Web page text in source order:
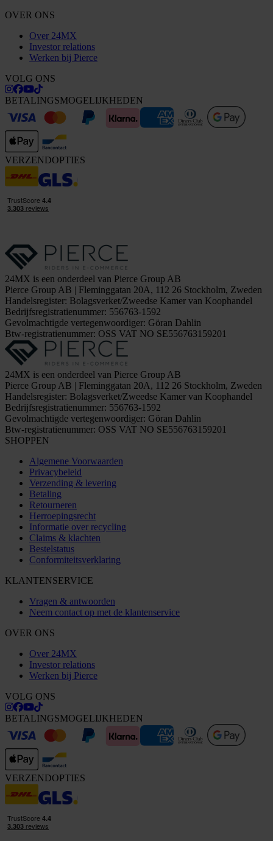
OVER ONS
Over 24MX
Investor relations
Werken bij Pierce
VOLG ONS
BETALINGSMOGELIJKHEDEN
VERZENDOPTIES
24MX is een onderdeel van Pierce Group AB
Pierce Group AB | Fleminggatan 20A, 112 26 Stockholm, Zweden
Handelsregister: Bolagsverket/Zweedse Kamer van Koophandel
Bedrijfsregistratienummer: 556763-1592
Gevolmachtigde vertegenwoordiger: Göran Dahlin
Btw-registratienummer: OSS VAT NO SE556763159201
24MX is een onderdeel van Pierce Group AB
Pierce Group AB | Fleminggatan 20A, 112 26 Stockholm, Zweden
Handelsregister: Bolagsverket/Zweedse Kamer van Koophandel
Bedrijfsregistratienummer: 556763-1592
Gevolmachtigde vertegenwoordiger: Göran Dahlin
Btw-registratienummer: OSS VAT NO SE556763159201
SHOPPEN
Algemene Voorwaarden
Privacybeleid
Verzending & levering
Betaling
Retourneren
Herroepingsrecht
Informatie over recycling
Claims & klachten
Bestelstatus
Conformiteitsverklaring
KLANTENSERVICE
Vragen & antwoorden
Neem contact op met de klantenservice
OVER ONS
Over 24MX
Investor relations
Werken bij Pierce
VOLG ONS
BETALINGSMOGELIJKHEDEN
VERZENDOPTIES